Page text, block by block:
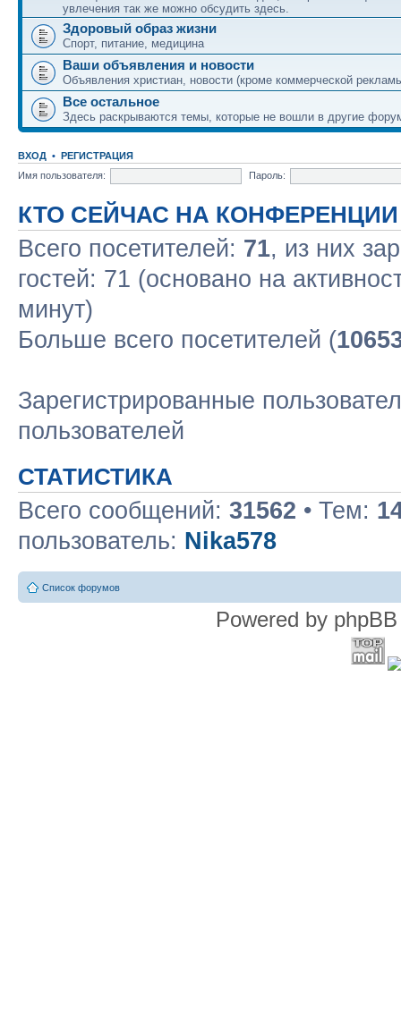
увлечения так же можно обсудить здесь.
Здоровый образ жизни
Спорт, питание, медицина
Ваши объявления и новости
Объявления христиан, новости (кроме коммерческой
Все остальное
Здесь раскрываются темы, которые не вошли в другие
ВХОД • РЕГИСТРАЦИЯ
Имя пользователя:
Пароль:
КТО СЕЙЧАС НА КОНФЕРЕНЦИИ
Всего посетителей: 71, из них
гостей: 71 (основано на
минут)
Больше всего посетителей (
Зарегистрированные
пользователей
СТАТИСТИКА
Всего сообщений: 31562 • Тем:
пользователь: Nika578
Список форумов
Powered by